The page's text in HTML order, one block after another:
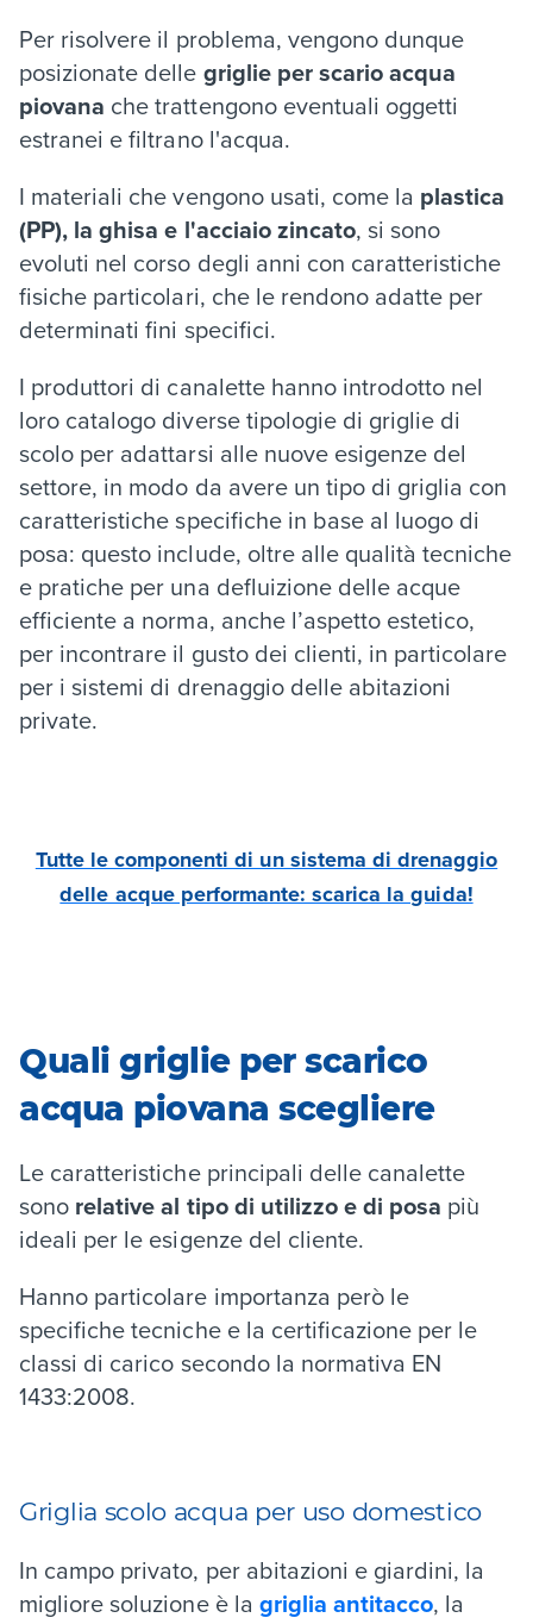
Per risolvere il problema, vengono dunque
posizionate delle griglie per scario acqua
piovana che trattengono eventuali oggetti
estranei e filtrano l'acqua.
I materiali che vengono usati, come la plastica
(PP), la ghisa e l'acciaio zincato, si sono
evoluti nel corso degli anni con caratteristiche
fisiche particolari, che le rendono adatte per
determinati fini specifici.
I produttori di canalette hanno introdotto nel
loro catalogo diverse tipologie di griglie di
scolo per adattarsi alle nuove esigenze del
settore, in modo da avere un tipo di griglia con
caratteristiche specifiche in base al luogo di
posa: questo include, oltre alle qualità tecniche
e pratiche per una defluizione delle acque
efficiente a norma, anche l’aspetto estetico,
per incontrare il gusto dei clienti, in particolare
per i sistemi di drenaggio delle abitazioni
private.
Tutte le componenti di un sistema di drenaggio
delle acque performante: scarica la guida!
Quali griglie per scarico
acqua piovana scegliere
Le caratteristiche principali delle canalette
sono relative al tipo di utilizzo e di posa più
ideali per le esigenze del cliente.
Hanno particolare importanza però le
specifiche tecniche e la certificazione per le
classi di carico secondo la normativa EN
1433:2008.
Griglia scolo acqua per uso domestico
In campo privato, per abitazioni e giardini, la
migliore soluzione è la griglia antitacco, la